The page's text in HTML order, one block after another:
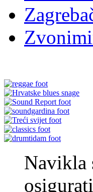
Navikla